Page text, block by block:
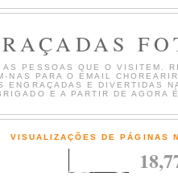
PESSOAS QUE O
PARA O EMAIL
E DIVERTIDAS
E A PARTIR DE AGORA
VISUALIZAÇÕES DE PÁGINAS